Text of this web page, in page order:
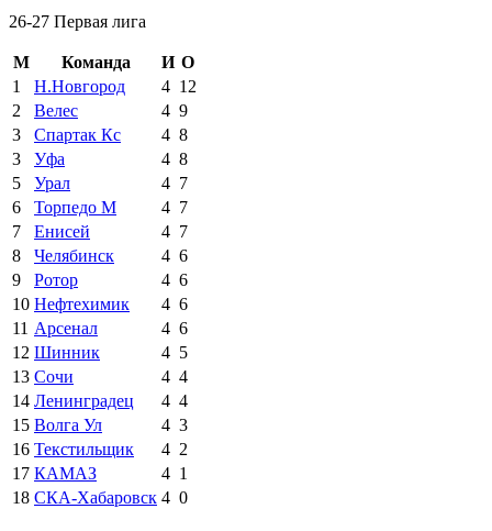
26-27 Первая лига
М Команда И О
1
Н.Новгород 4 12
2
Велес 4 9
3
Спартак Кс 4 8
3
Уфа 4 8
5
Урал 4 7
6
Торпедо М 4 7
7
Енисей 4 7
8
Челябинск 4 6
9
Ротор 4 6
10 Нефтехимик 4 6
11 Арсенал 4 6
12 Шинник 4 5
13 Сочи 4 4
14 Ленинградец 4 4
15 Волга Ул 4 3
16 Текстильщик 4 2
17 КАМАЗ 4 1
18 СКА-Хабаровск 4 0